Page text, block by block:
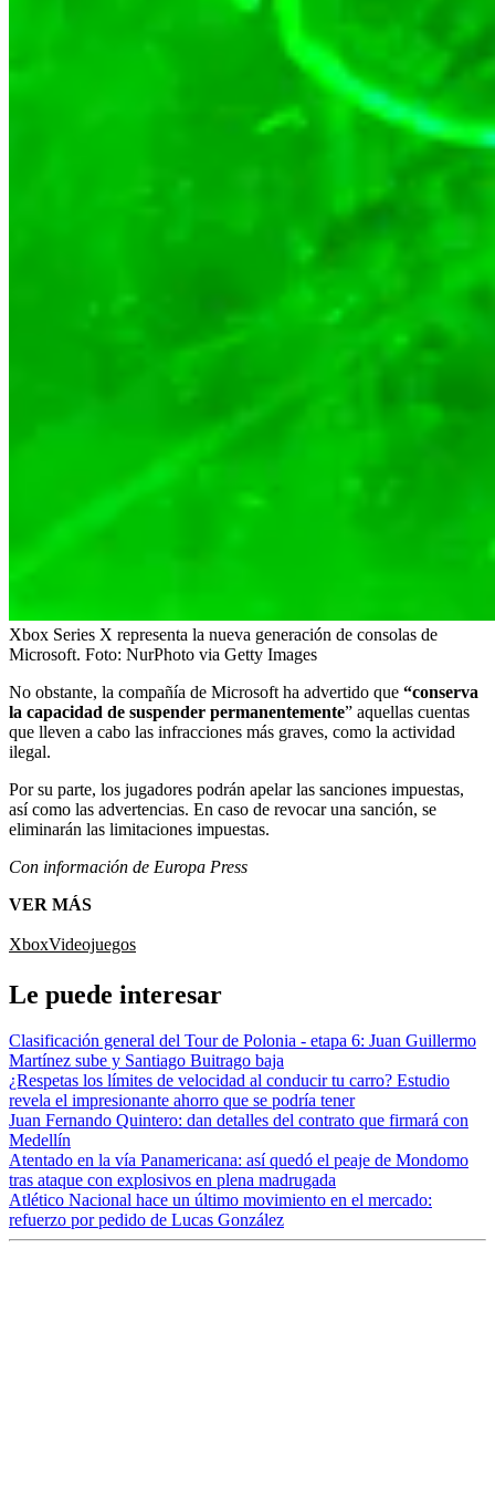
Xbox Series X representa la nueva generación de consolas de
Microsoft. Foto: NurPhoto via Getty Images
No obstante, la compañía de Microsoft ha advertido que “conserva
la capacidad de suspender permanentemente” aquellas cuentas
que lleven a cabo las infracciones más graves, como la actividad
ilegal.
Por su parte, los jugadores podrán apelar las sanciones impuestas,
así como las advertencias. En caso de revocar una sanción, se
eliminarán las limitaciones impuestas.
Con información de Europa Press
VER MÁS
XboxVideojuegos
Le puede interesar
Clasificación general del Tour de Polonia - etapa 6: Juan Guillermo
Martínez sube y Santiago Buitrago baja
¿Respetas los límites de velocidad al conducir tu carro? Estudio
revela el impresionante ahorro que se podría tener
Juan Fernando Quintero: dan detalles del contrato que firmará con
Medellín
Atentado en la vía Panamericana: así quedó el peaje de Mondomo
tras ataque con explosivos en plena madrugada
Atlético Nacional hace un último movimiento en el mercado:
refuerzo por pedido de Lucas González